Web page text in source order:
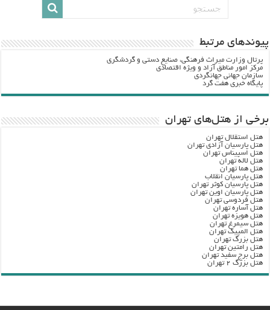
پيوندهاي مرتبط
پرتال وزارت ميراث فرهنگي، صنایع دستی و گردشگري
مرکز امور مناطق آزاد و ویژه اقتصادی
سازمان جهانی جهانگردی
پایگاه خبری هفت گرد
برخی از هتل‌های تهران
هتل استقلال تهران
هتل پارسیان آزادی تهران
هتل اسپیناس تهران
هتل لاله تهران
هتل هما تهران
هتل پارسیان انقلاب
هتل پارسیان کوثر تهران
هتل پارسیان اوین تهران
هتل فردوسی تهران
هتل آساره تهران
هتل هویزه تهران
هتل سیمرغ تهران
هتل المپیک تهران
هتل بزرگ تهران
هتل رامتین تهران
هتل برج سفید تهران
هتل بزرگ ۲ تهران